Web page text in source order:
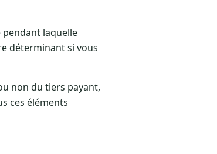
laquelle
déterminant si vous
non du tiers payant,
ces éléments